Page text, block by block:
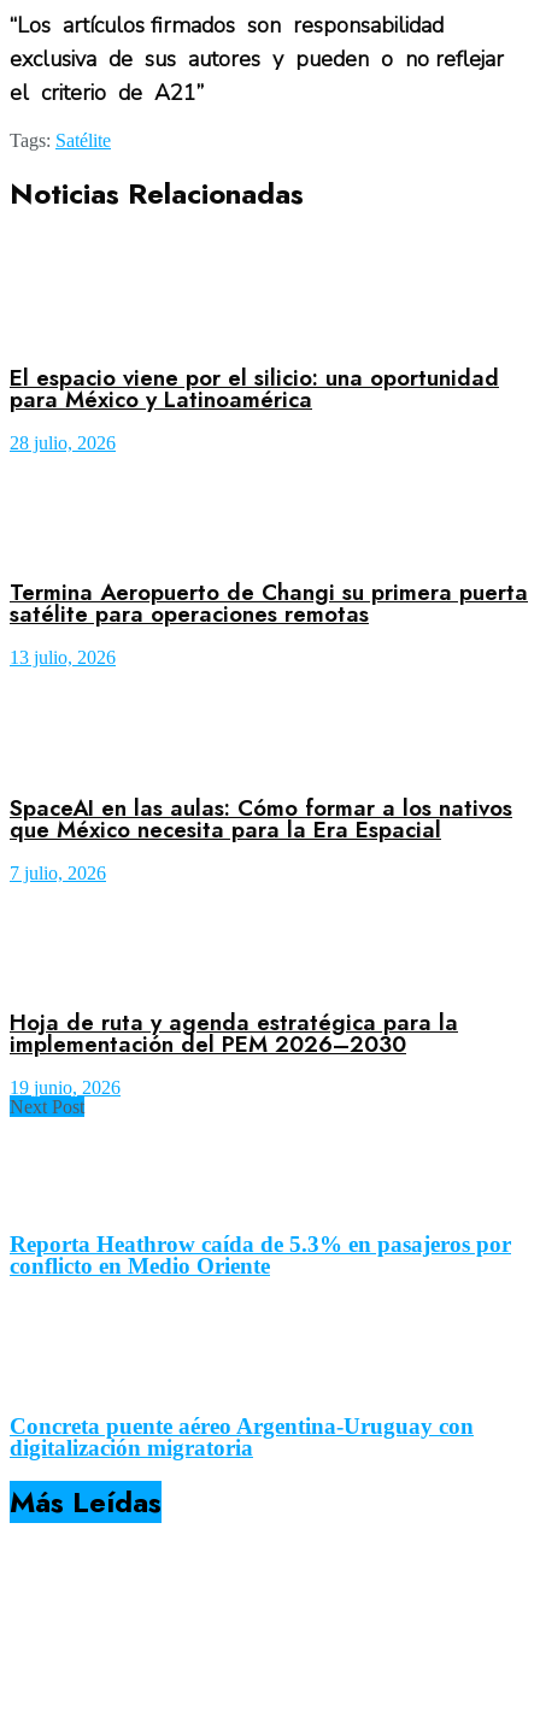
“Los artículos firmados son responsabilidad
exclusiva de sus autores y pueden o no reflejar
el criterio de A21”
Tags: Satélite
Noticias Relacionadas
El espacio viene por el silicio: una oportunidad
para México y Latinoamérica
28 julio, 2026
Termina Aeropuerto de Changi su primera puerta
satélite para operaciones remotas
13 julio, 2026
SpaceAI en las aulas: Cómo formar a los nativos
que México necesita para la Era Espacial
7 julio, 2026
Hoja de ruta y agenda estratégica para la
implementación del PEM 2026–2030
19 junio, 2026
Next Post
Reporta Heathrow caída de 5.3% en pasajeros por
conflicto en Medio Oriente
Concreta puente aéreo Argentina-Uruguay con
digitalización migratoria
Más Leídas